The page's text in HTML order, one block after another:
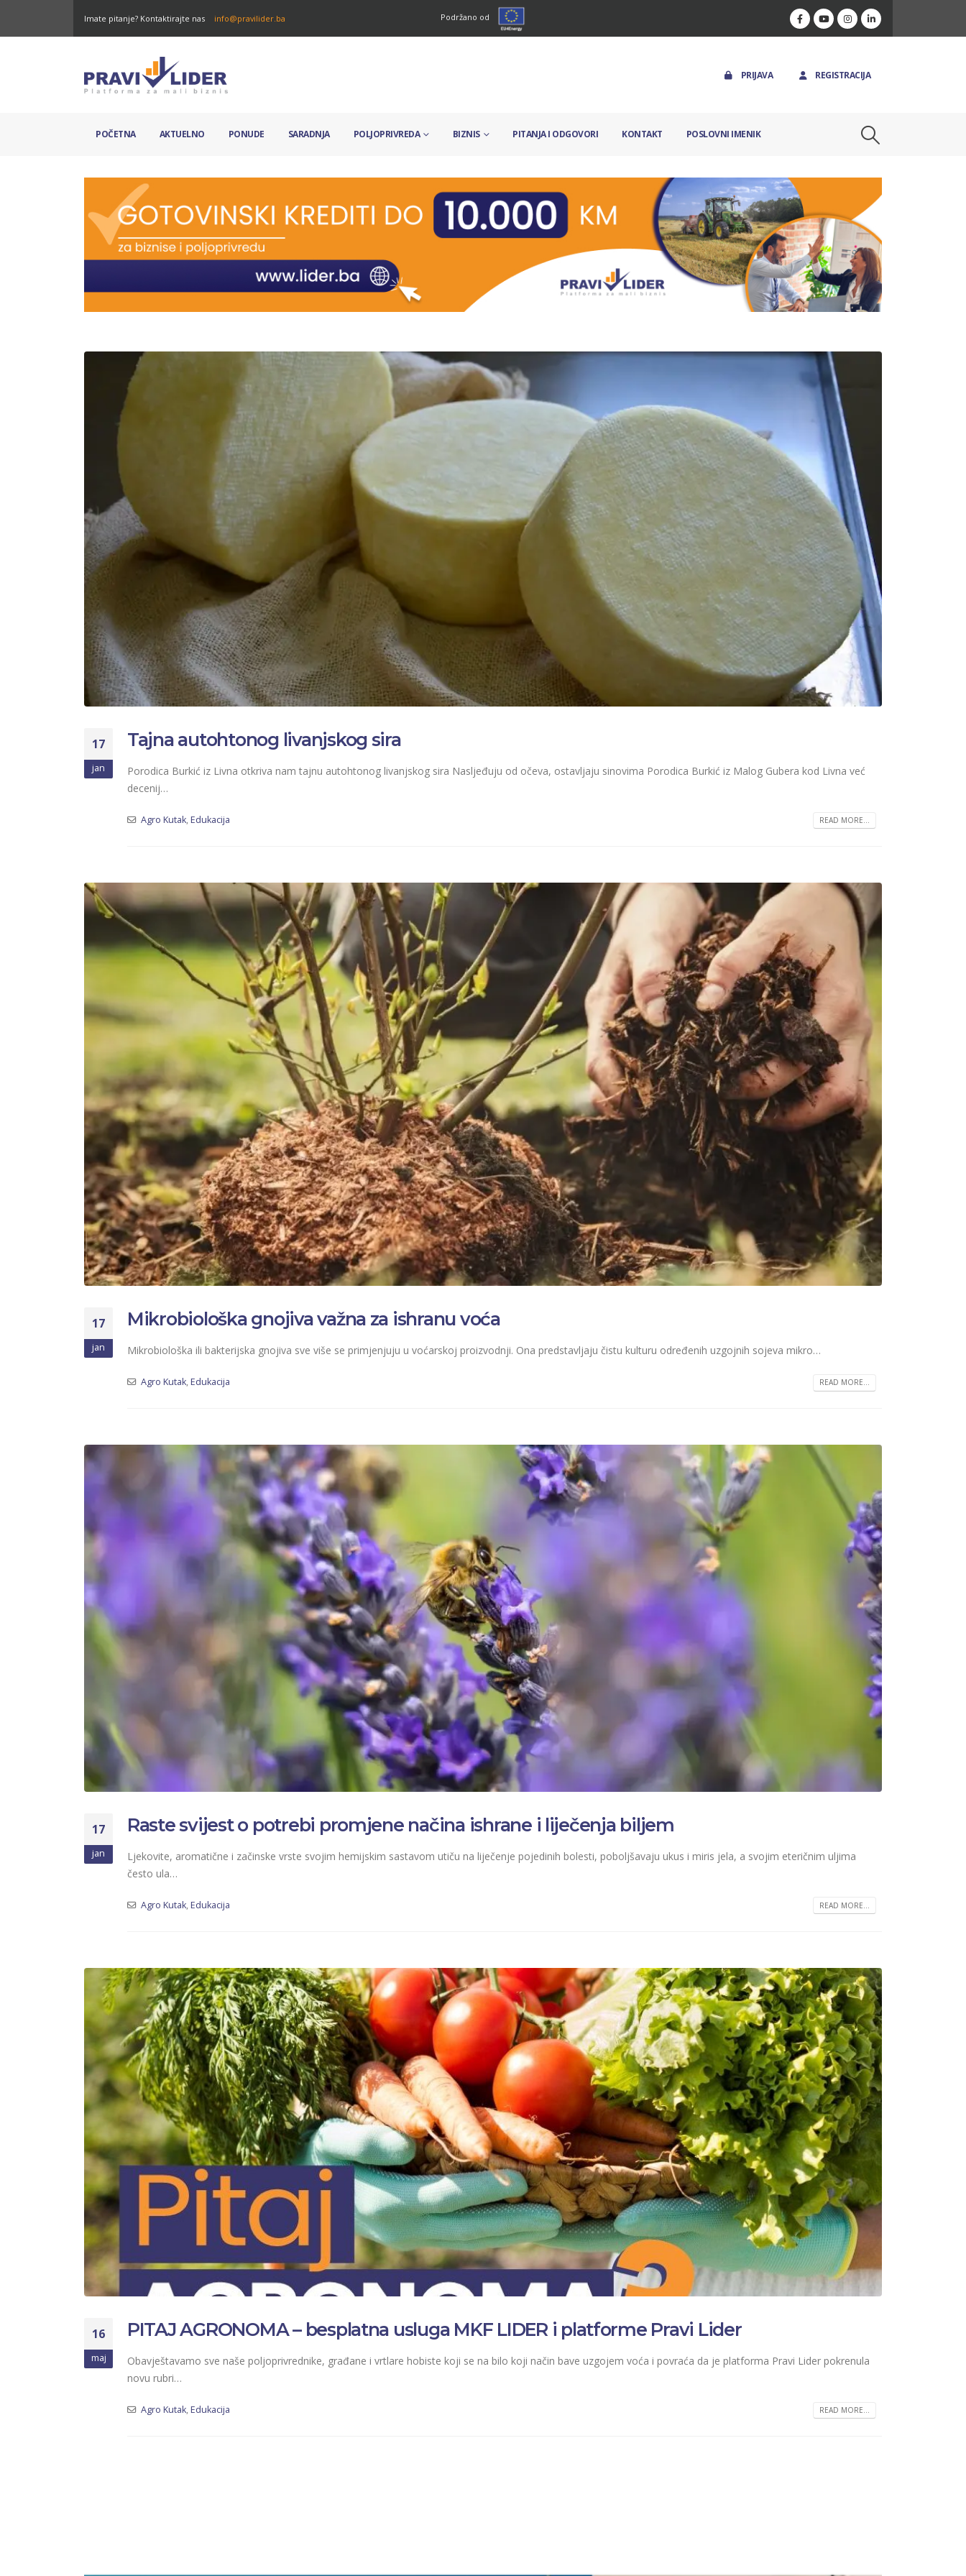
Imate pitanje? Kontaktirajte nas info@pravilider.ba Podržano od
PRIJAVA REGISTRACIJA
POČETNA AKTUELNO PONUDE SARADNJA POLJOPRIVREDA BIZNIS PITANJA I ODGOVORI KONTAKT POSLOVNI IMENIK
17
jan
Tajna autohtonog livanjskog sira
Porodica Burkić iz Livna otkriva nam tajnu autohtonog livanjskog sira Nasljeđuju od očeva, ostavljaju sinovima Porodica Burkić iz Malog Gubera kod Livna već
decenij…
Agro Kutak,Edukacija READ MORE...
17
jan
Mikrobiološka gnojiva važna za ishranu voća
Mikrobiološka ili bakterijska gnojiva sve više se primjenjuju u voćarskoj proizvodnji. Ona predstavljaju čistu kulturu određenih uzgojnih sojeva mikro…
Agro Kutak,Edukacija READ MORE...
17
jan
Raste svijest o potrebi promjene načina ishrane i liječenja biljem
Ljekovite, aromatične i začinske vrste svojim hemijskim sastavom utiču na liječenje pojedinih bolesti, poboljšavaju ukus i miris jela, a svojim eteričnim uljima
često ula…
Agro Kutak,Edukacija READ MORE...
16
maj
PITAJ AGRONOMA – besplatna usluga MKF LIDER i platforme Pravi Lider
Obavještavamo sve naše poljoprivrednike, građane i vrtlare hobiste koji se na bilo koji način bave uzgojem voća i povraća da je platforma Pravi Lider pokrenula
novu rubri…
Agro Kutak,Edukacija READ MORE...